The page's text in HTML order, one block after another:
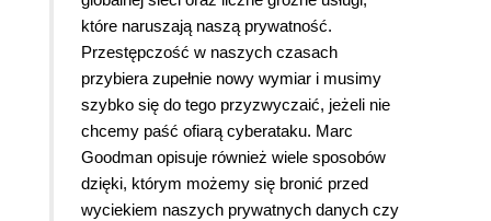
które naruszają naszą prywatność.
Przestępczość w naszych czasach
przybiera zupełnie nowy wymiar i musimy
szybko się do tego przyzwyczaić, jeżeli nie
chcemy paść ofiarą cyberataku. Marc
Goodman opisuje również wiele sposobów
dzięki, którym możemy się bronić przed
wyciekiem naszych prywatnych danych czy